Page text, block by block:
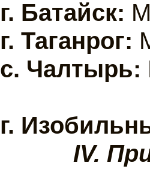
г. Батайск:
г. Таганрог:
с. Чалтырь:
г.
IV.